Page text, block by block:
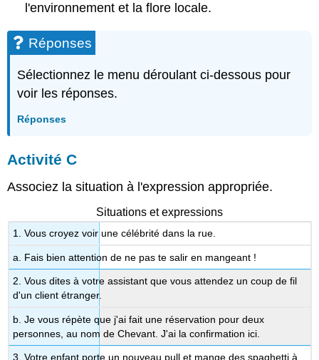
l'environnement et la flore locale.
Réponses
Sélectionnez le menu déroulant ci-dessous pour
voir les réponses.
Réponses
Activité C
Associez la situation à l'expression appropriée.
Situations et expressions
1. Vous croyez voir une célébrité dans la rue.
a. Fais bien attention de ne pas te salir en mangeant !
2. Vous dites à votre assistant que vous attendez un coup de fil
d'un client étranger.
b. Je vous répète que j'ai fait une réservation pour deux
personnes, au nom de Chevant. J'ai la confirmation ici.
3. Votre enfant porte un nouveau pull et mange des spaghetti à